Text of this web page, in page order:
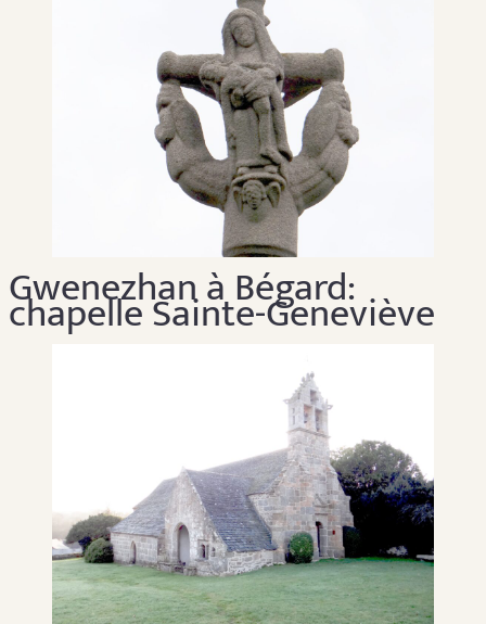
Gwenezhan à Bégard:
chapelle Sainte-Geneviève